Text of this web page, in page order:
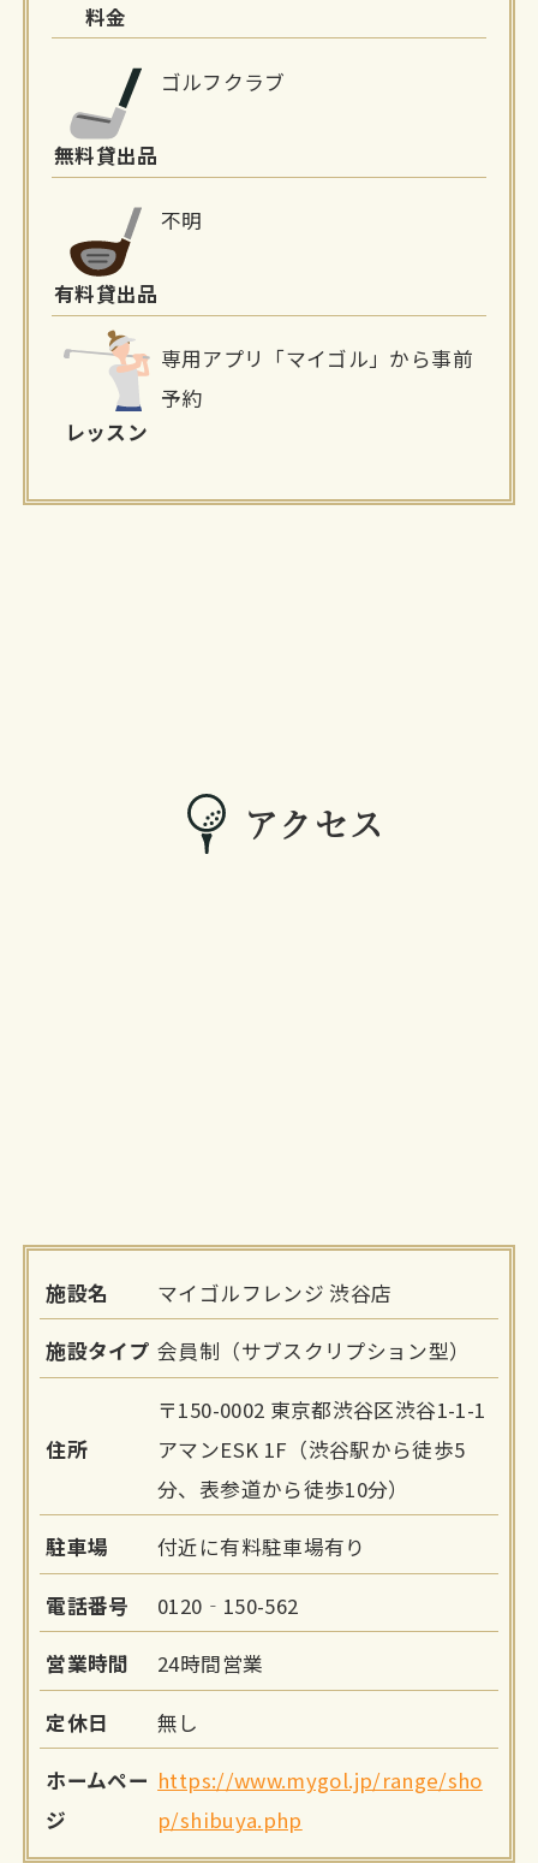
料金
無料貸出品
ゴルフクラブ
有料貸出品
不明
レッスン
専用アプリ「マイゴル」から事前
予約
アクセス
施設名 マイゴルフレンジ 渋谷店
施設タイプ 会員制（サブスクリプション型）
住所
〒150-0002 東京都渋谷区渋谷1-1-1
アマンESK 1F（渋谷駅から徒歩5
分、表参道から徒歩10分）
駐車場 付近に有料駐車場有り
電話番号 0120‐150-562
営業時間 24時間営業
定休日 無し
ホームペー
ジ
https://www.mygol.jp/range/sho
p/shibuya.php